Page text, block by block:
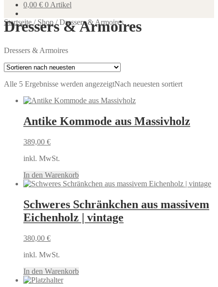
0,00 € 0 Artikel
Startseite / Shop /Dressers & Armoires
Dressers & Armoires
Dressers & Armoires
Alle 5 Ergebnisse werden angezeigtNach neuesten sortiert
Antike Kommode aus Massivholz
389,00 €
inkl. MwSt.
In den Warenkorb
Schweres Schränkchen aus massivem
Eichenholz | vintage
380,00 €
inkl. MwSt.
In den Warenkorb